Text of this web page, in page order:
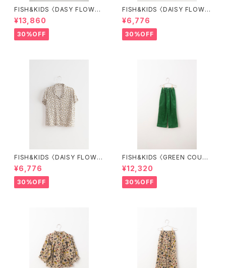
FISH&KIDS 〈DASY FLOWER
S DRESS〉
¥13,860
30%OFF
FISH&KIDS 〈DAISY FLOWE
R SHORT〉
¥6,776
30%OFF
FISH&KIDS 〈DAISY FLOWE
R SHIRT〉
¥6,776
30%OFF
FISH&KIDS 〈GREEN COURD
ORY〉
¥12,320
30%OFF